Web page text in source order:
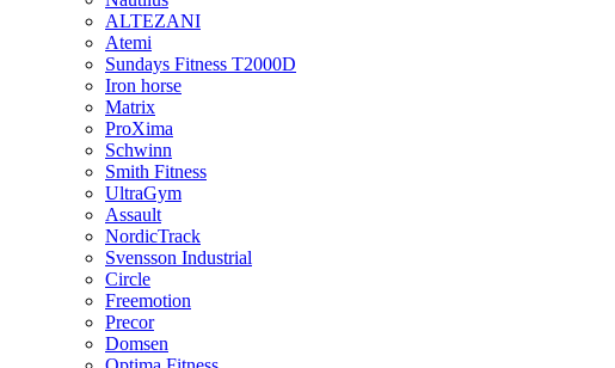
ALTEZANI
Atemi
Sundays Fitness T2000D
Iron horse
Matrix
ProXima
Schwinn
Smith Fitness
UltraGym
Assault
NordicTrack
Svensson Industrial
Circle
Freemotion
Precor
Domsen